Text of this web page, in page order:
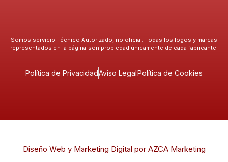
Somos servicio Técnico Autorizado, no oficial. Todas los logos y marcas
representados en la página son propiedad únicamente de cada fabricante.
Política de PrivacidadAviso LegalPolítica de Cookies
Diseño Web y Marketing Digital por AZCA Marketing